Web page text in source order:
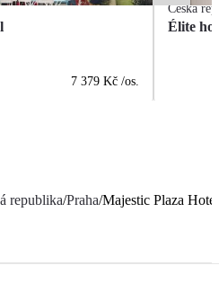
7 379 Kč /os.
Česká
Élite
republika/Praha/Majestic Plaza